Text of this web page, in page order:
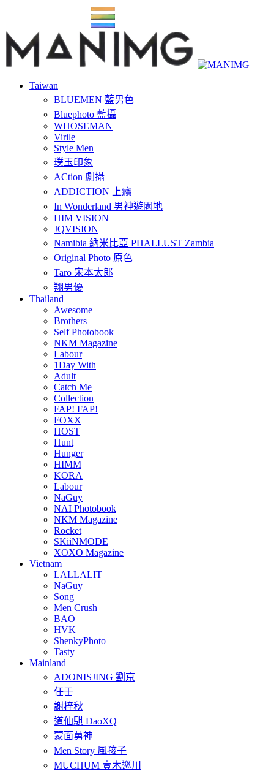
Taiwan
BLUEMEN 藍男色
Bluephoto 藍攝
WHOSEMAN
Virile
Style Men
璞玉印象
ACtion 劇攝
ADDICTION 上癮
In Wonderland 男神遊園地
HIM VISION
JQVISION
Namibia 納米比亞 PHALLUST Zambia
Original Photo 原色
Taro 宋本太郎
翔男優
Thailand
Awesome
Brothers
Self Photobook
NKM Magazine
Labour
1Day With
Adult
Catch Me
Collection
FAP! FAP!
FOXX
HOST
Hunt
Hunger
HIMM
KORA
Labour
NaGuy
NAI Photobook
NKM Magazine
Rocket
SKiiNMODE
XOXO Magazine
Vietnam
LALLALIT
NaGuy
Song
Men Crush
BAO
HVK
ShenkyPhoto
Tasty
Mainland
ADONISJING 劉京
任壬
謝梓秋
道仙騏 DaoXQ
蒙面莮神
Men Story 風孩子
MUCHUM 壹木巡川